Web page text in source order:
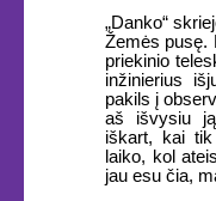
„Danko“
Žemės pusę.
priekinio
inžinierius
pakils į
aš išvysiu
iškart, kai
laiko, kol
jau esu čia,